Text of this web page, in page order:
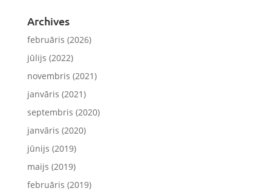
Archives
februāris (2026)
jūlijs (2022)
novembris (2021)
janvāris (2021)
septembris (2020)
janvāris (2020)
jūnijs (2019)
maijs (2019)
februāris (2019)